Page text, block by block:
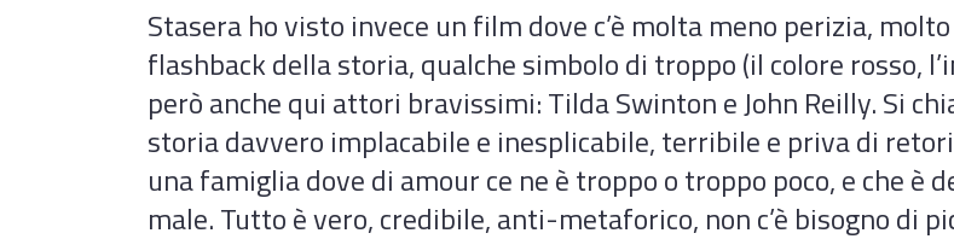
Stasera ho visto invece un film dove c’è molta meno perizia,
flashback della storia, qualche simbolo di troppo (il colore rosso,
però anche qui attori bravissimi: Tilda Swinton e John Reilly. Si
storia davvero implacabile e inesplicabile, terribile e priva di
una famiglia dove di amour ce ne è troppo o troppo poco, e che è
male. Tutto è vero, credibile, anti-metaforico, non c’è bisogno di